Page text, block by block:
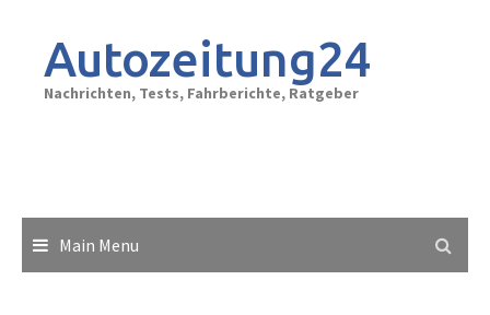
contentAutozeitung24
Nachrichten, Tests, Fahrberichte, Ratgeber
Main Menu